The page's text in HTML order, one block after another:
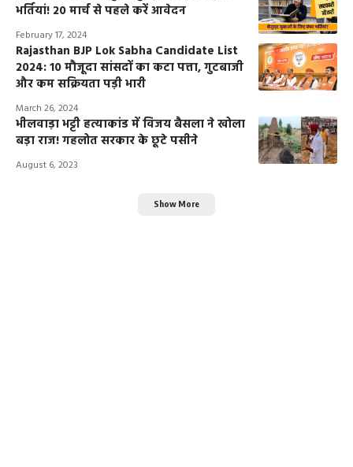
भर्तियां! 20 मार्च से पहले करें आवेदन
February 17, 2024
Rajasthan BJP Lok Sabha Candidate List
2024: 10 मौजूदा सांसदों का कटा पत्ता, गुटबाजी
और कम सक्रियता पड़ी भारी
March 26, 2024
भीलवाड़ा भट्टी हत्याकांड में विजय बैसला ने खोला
बड़ा राज! गहलोत सरकार के छूटे पसीने
August 6, 2023
Show More